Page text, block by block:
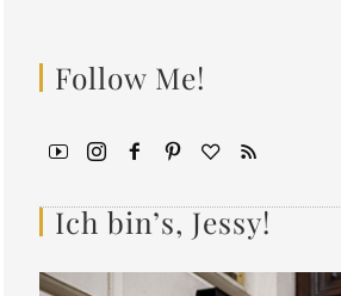
Follow Me!
Ich bin’s, Jessy!